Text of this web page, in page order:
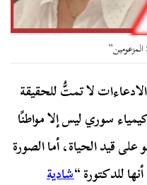
لا تمتُّ للحقيقة
سوري ليس إلا مواطنًا
قيد الحياة، أما الصورة
للدكتورة “شادية